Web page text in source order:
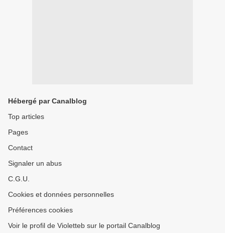
Hébergé par Canalblog
Top articles
Pages
Contact
Signaler un abus
C.G.U.
Cookies et données personnelles
Préférences cookies
Voir le profil de Violetteb sur le portail Canalblog